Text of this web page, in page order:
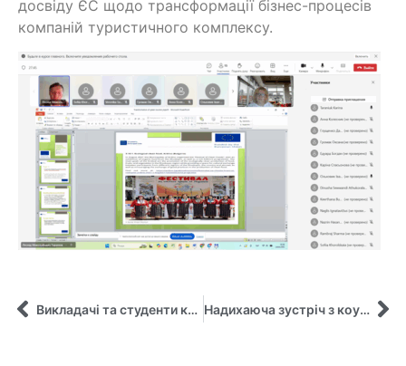
досвіду ЄС щодо трансформації бізнес-процесів
компаній туристичного комплексу.
Викладачі та студенти кафедри управління взяли участь у тренінгу “Суспільно орієнтоване навчання – від планування до впровадження в освітній процес” в межах міжнародного проекту ServU Надихаюча зустріч з коучем Вітою Лісовою: про саморозвиток, фокус і подолання страхів